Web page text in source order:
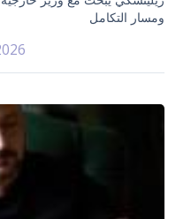
ومسار التكامل